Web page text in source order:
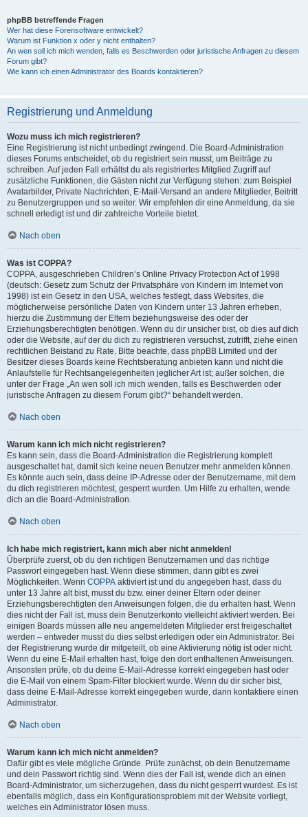
phpBB betreffende Fragen
Wer hat diese Forensoftware entwickelt?
Warum ist Funktion x oder y nicht enthalten?
An wen soll ich mich wenden, falls es Beschwerden oder juristische Anfragen zu diesem
Forum gibt?
Wie kann ich einen Administrator des Boards kontaktieren?
Registrierung und Anmeldung
Wozu muss ich mich registrieren?
Eine Registrierung ist nicht unbedingt zwingend. Die Board-Administration
dieses Forums entscheidet, ob du registriert sein musst, um Beiträge zu
schreiben. Auf jeden Fall erhältst du als registriertes Mitglied Zugriff auf
zusätzliche Funktionen, die Gästen nicht zur Verfügung stehen: zum Beispiel
Avatarbilder, Private Nachrichten, E-Mail-Versand an andere Mitglieder, Beitritt
zu Benutzergruppen und so weiter. Wir empfehlen dir eine Anmeldung, da sie
schnell erledigt ist und dir zahlreiche Vorteile bietet.
Nach oben
Was ist COPPA?
COPPA, ausgeschrieben Children’s Online Privacy Protection Act of 1998
(deutsch: Gesetz zum Schutz der Privatsphäre von Kindern im Internet von
1998) ist ein Gesetz in den USA, welches festlegt, dass Websites, die
möglicherweise persönliche Daten von Kindern unter 13 Jahren erheben,
hierzu die Zustimmung der Eltern beziehungsweise des oder der
Erziehungsberechtigten benötigen. Wenn du dir unsicher bist, ob dies auf dich
oder die Website, auf der du dich zu registrieren versuchst, zutrifft, ziehe einen
rechtlichen Beistand zu Rate. Bitte beachte, dass phpBB Limited und der
Besitzer dieses Boards keine Rechtsberatung anbieten kann und nicht die
Anlaufstelle für Rechtsangelegenheiten jeglicher Art ist; außer solchen, die
unter der Frage „An wen soll ich mich wenden, falls es Beschwerden oder
juristische Anfragen zu diesem Forum gibt?“ behandelt werden.
Nach oben
Warum kann ich mich nicht registrieren?
Es kann sein, dass die Board-Administration die Registrierung komplett
ausgeschaltet hat, damit sich keine neuen Benutzer mehr anmelden können.
Es könnte auch sein, dass deine IP-Adresse oder der Benutzername, mit dem
du dich registrieren möchtest, gesperrt wurden. Um Hilfe zu erhalten, wende
dich an die Board-Administration.
Nach oben
Ich habe mich registriert, kann mich aber nicht anmelden!
Überprüfe zuerst, ob du den richtigen Benutzernamen und das richtige
Passwort eingegeben hast. Wenn diese stimmen, dann gibt es zwei
Möglichkeiten. Wenn COPPA aktiviert ist und du angegeben hast, dass du
unter 13 Jahre alt bist, musst du bzw. einer deiner Eltern oder deiner
Erziehungsberechtigten den Anweisungen folgen, die du erhalten hast. Wenn
dies nicht der Fall ist, muss dein Benutzerkonto vielleicht aktiviert werden. Bei
einigen Boards müssen alle neu angemeldeten Mitglieder erst freigeschaltet
werden – entweder musst du dies selbst erledigen oder ein Administrator. Bei
der Registrierung wurde dir mitgeteilt, ob eine Aktivierung nötig ist oder nicht.
Wenn du eine E-Mail erhalten hast, folge den dort enthaltenen Anweisungen.
Ansonsten prüfe, ob du deine E-Mail-Adresse korrekt eingegeben hast oder
die E-Mail von einem Spam-Filter blockiert wurde. Wenn du dir sicher bist,
dass deine E-Mail-Adresse korrekt eingegeben wurde, dann kontaktiere einen
Administrator.
Nach oben
Warum kann ich mich nicht anmelden?
Dafür gibt es viele mögliche Gründe. Prüfe zunächst, ob dein Benutzername
und dein Passwort richtig sind. Wenn dies der Fall ist, wende dich an einen
Board-Administrator, um sicherzugehen, dass du nicht gesperrt wurdest. Es ist
ebenfalls möglich, dass ein Konfigurationsproblem mit der Website vorliegt,
welches ein Administrator lösen muss.